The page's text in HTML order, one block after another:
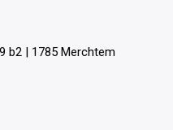
b2 | 1785 Merchtem